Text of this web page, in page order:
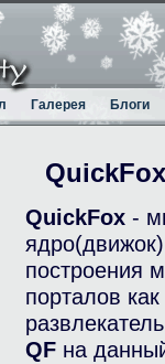
Галерея Блоги
QuickFox
QuickFox -
построения
порталов
QF на